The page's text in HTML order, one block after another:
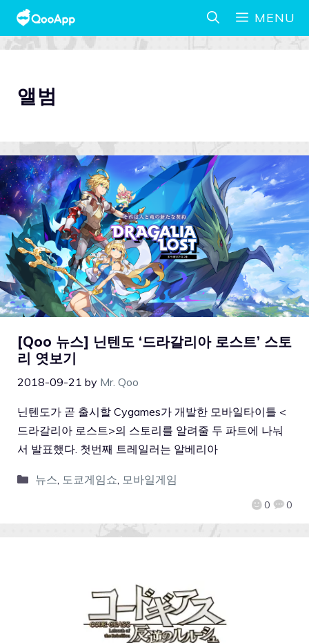
MENU
앨범
[Qoo 뉴스] 닌텐도 ‘드라갈리아 로스트’ 스토
리 엿보기
2018-09-21 by Mr. Qoo
0 0
닌텐도가 곧 출시할 Cygames가 개발한 모바일타이틀 <
드라갈리아 로스트>의 스토리를 알려줄 두 파트에 나눠
서 발표했다. 첫번째 트레일러는 알베리아
뉴스, 도쿄게임쇼, 모바일게임